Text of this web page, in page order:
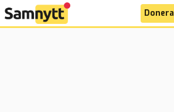
Donera